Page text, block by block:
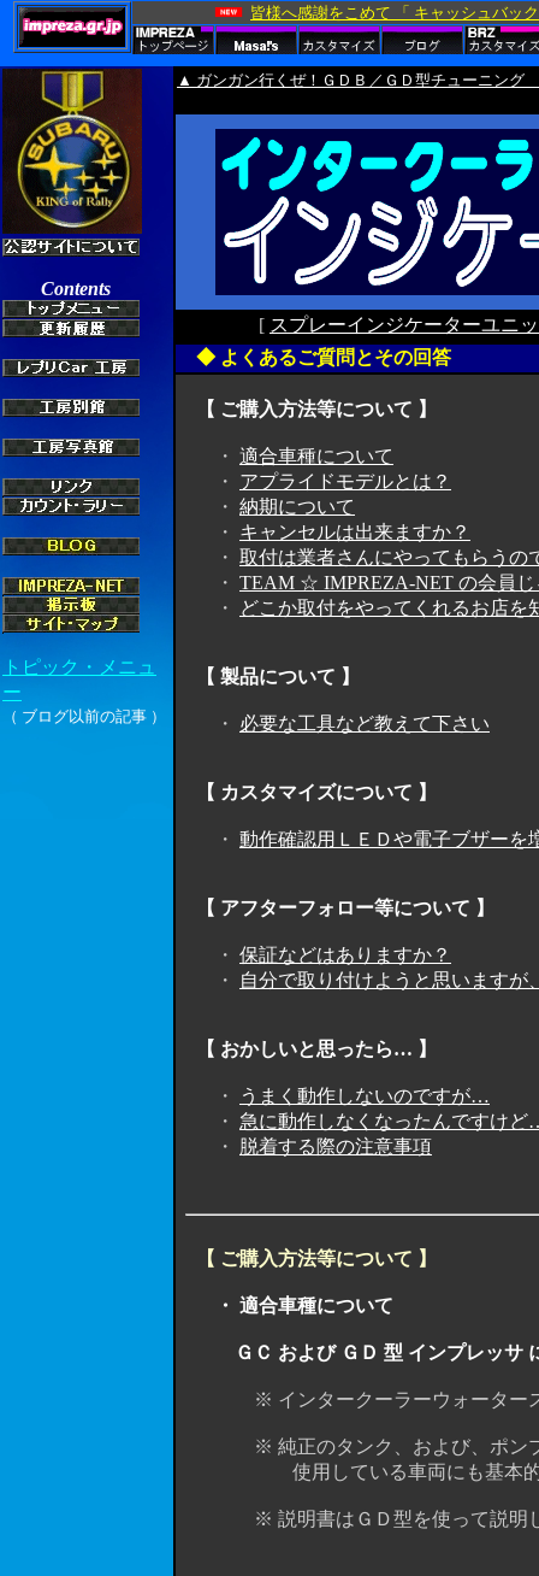
▲ ガンガン行くぜ！ＧＤＢ／ＧＤ型チューニン
[ スプレーインジケーターユニ
◆ よくあるご質問とその回答
【 ご購入方法等について 】
・ 適合車種について
・ アプライドモデルとは？
・ 納期について
・ キャンセルは出来ますか？
・ 取付は業者さんにやってもらうの
・ TEAM ☆ IMPREZA-NET の会員
・
どこか取付をやってくれるお店を
【 製品について 】
・ 必要な工具など教えて下さい
【 カスタマイズについて 】
・ 動作確認用ＬＥＤや電子ブザーを
【 アフターフォロー等について 】
・ 保証などはありますか？
・
自分で取り付けようと思います
【 おかしいと思ったら… 】
・
うまく動作しないのですが…
・ 急に動作しなくなったんですけ
・
脱着する際の注意事項
【 ご購入方法等について 】
・ 適合車種について
ＧＣ および ＧＤ 型 インプレッサ
※ インタークーラーウォータースプ
※ 純正のタンク、および、ポンプモ
使用している車両にも基本的に
※ 説明書はＧＤ型を使って説明して